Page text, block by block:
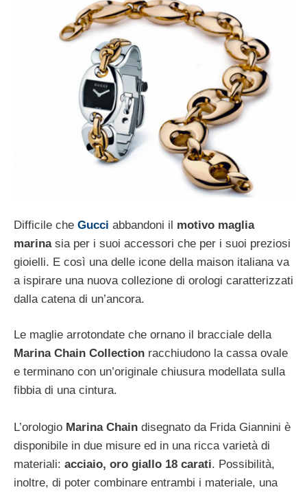
Difficile che Gucci abbandoni il motivo maglia
marinasia per i suoi accessori che per i suoi preziosi
gioielli. E così una delle icone della maison italiana va
a ispirare una nuova collezione di orologi caratterizzati
dalla catena di un’ancora.
Le maglie arrotondate che ornano il bracciale della
Marina Chain Collection racchiudono la cassa ovale
e terminano con un’originale chiusura modellata sulla
fibbia di una cintura.
L’orologio Marina Chain disegnato da Frida Giannini è
disponibile in due misure ed in una ricca varietà di
materiali: acciaio, oro giallo 18 carati. Possibilità,
inoltre, di poter combinare entrambi i materiale, una